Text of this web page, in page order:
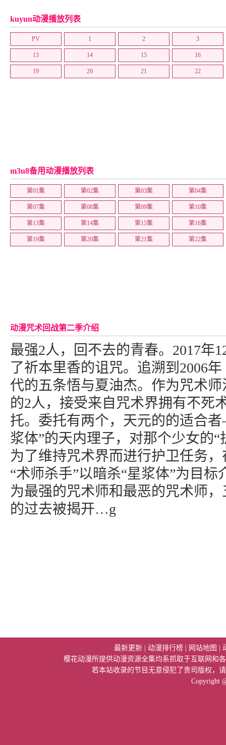
kuyun动漫播放列表
PV 1 2 3
13 14 15 16
19 20 21 22
m3u8备用动漫播放列表
第01集 第02集 第03集 第04集
第07集 第08集 第09集 第10集
第13集 第14集 第15集 第16集
第19集 第20集 第21集 第22集
动漫咒术回战第二季介绍
最强2人，回不去的青春。2017年
了祈本里香的诅咒。追溯到2006
代的五条悟与夏油杰。作为咒术
的2人，接受来自咒术界拥有不死
托。委托有两个，天元的的适合
浆体”的天内理子，对那个少女的“
为了维持咒术界而进行护卫任务
“术师杀手”以暗杀“星浆体”为目标
为最强的咒术师和最恶的咒术师
的过去被揭开…g
最新更新 动漫排行榜 网站地图
樱花动漫所提供动漫资源全集均系抓取于互联网和
若本站收录的节目无意侵犯了贵司版权，
Copyright